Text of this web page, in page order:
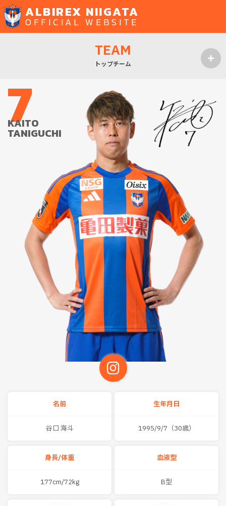
ALBIREX NIIGATA
OFFICIAL WEBSITE
TEAM
トップチーム
7
KAITO
TANIGUCHI
名前
谷口 海斗
生年月日
1995/9/7（30歳）
身長/体重
177cm/72kg
血液型
B型